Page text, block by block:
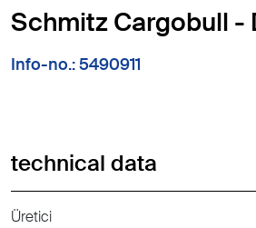
Schmitz Cargobull -
Info-no.: 5490911
technical data
Üretici